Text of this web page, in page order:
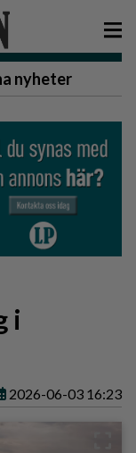
nyheter
i
2026-06-03 16:23